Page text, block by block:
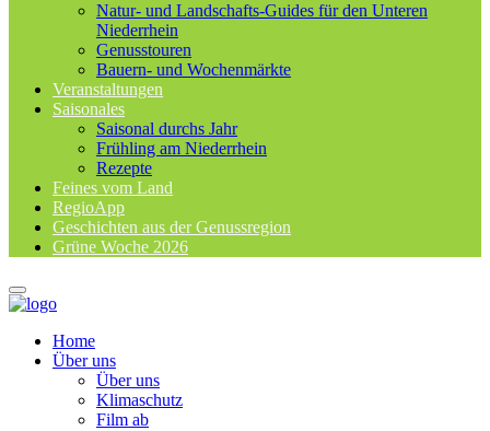
Natur- und Landschafts-Guides für den Unteren
Niederrhein
Genusstouren
Bauern- und Wochenmärkte
Veranstaltungen
Saisonales
Saisonal durchs Jahr
Frühling am Niederrhein
Rezepte
Feines vom Land
RegioApp
Geschichten aus der Genussregion
Grüne Woche 2026
Home
Über uns
Über uns
Klimaschutz
Film ab